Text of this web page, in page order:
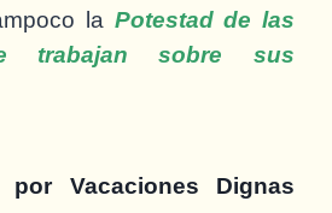
la Potestad de las
trabajan sobre sus
por Vacaciones Dignas